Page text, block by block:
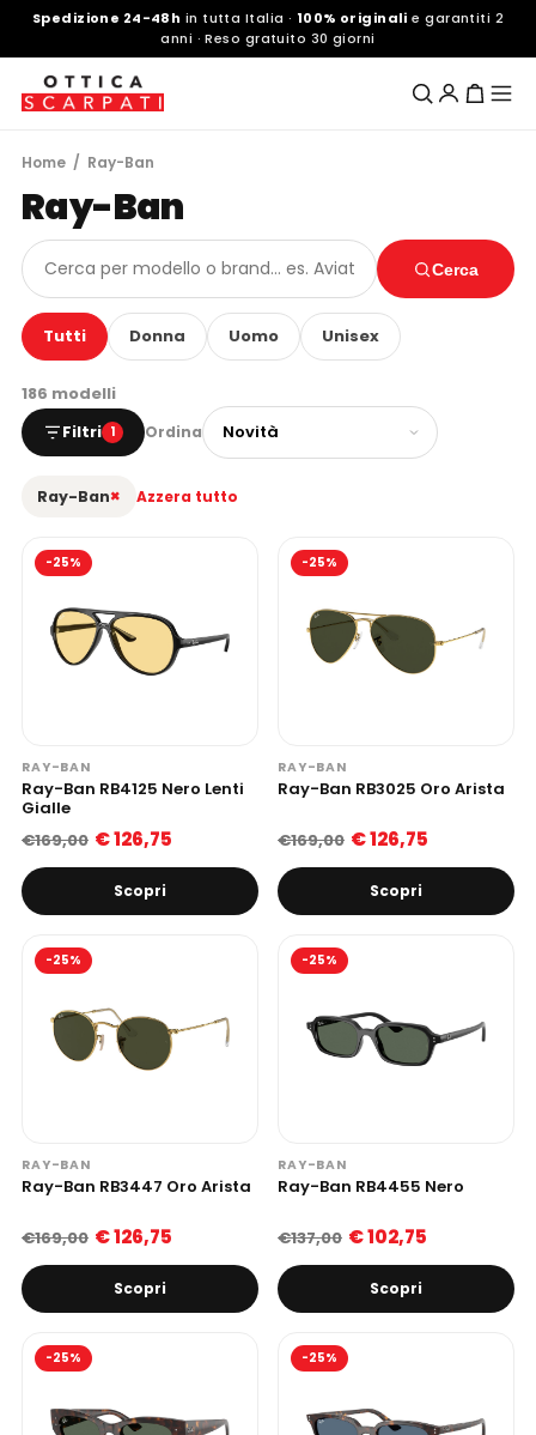
Spedizione 24-48h in tutta Italia · 100% originali e garantiti 2
anni · Reso gratuito 30 giorni
Home / Ray-Ban
Ray-Ban
Cerca
Tutti Donna Uomo Unisex
186 modelli
Filtri 1 Ordina
Ray-Ban× Azzera tutto
-25%
RAY-BAN
Ray-Ban RB4125 Nero Lenti
Gialle
€169,00 € 126,75
Scopri
-25%
RAY-BAN
Ray-Ban RB3025 Oro Arista
€169,00 € 126,75
Scopri
-25%
RAY-BAN
Ray-Ban RB3447 Oro Arista
€169,00 € 126,75
Scopri
-25%
RAY-BAN
Ray-Ban RB4455 Nero
€137,00 € 102,75
Scopri
-25% -25%